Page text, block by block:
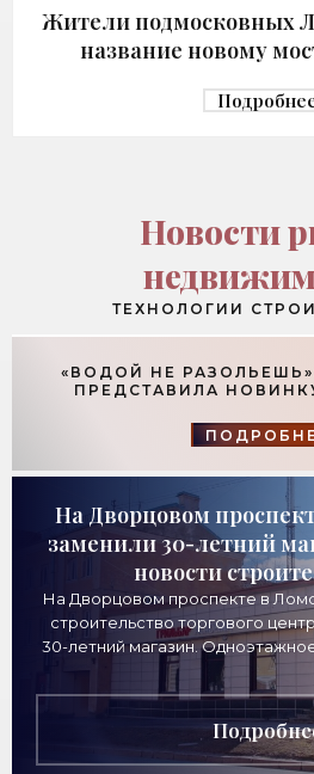
Жители подмосковных
название новому
Новости
ТЕХНОЛОГИИ
«ВОДОЙ НЕ
ПРЕДСТАВИЛА
На Дворцовом
заменили 30-летний
новости
На Дворцовом проспекте в
строительство торгового
30-летний магазин.
Дворцовом проспекте,